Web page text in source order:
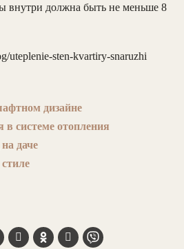
внутри должна быть не меньше 8
uteplenie-sten-kvartiry-snaruzhi
дизайне
в системе отопления
даче